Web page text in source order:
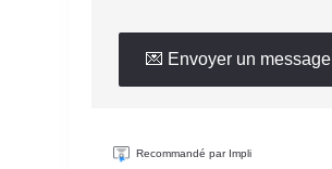
💌 Envoyer un message
Recommandé par Impli